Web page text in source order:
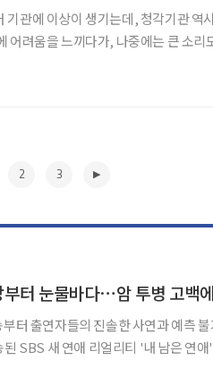
기관에 이상이 생기는데, 청각기관 역
어려움을 느끼다가, 나중에는 큰 소리
2 3
터 눈물바다⋯암 투병 고백
터 출연자들의 진솔한 사연과 예측